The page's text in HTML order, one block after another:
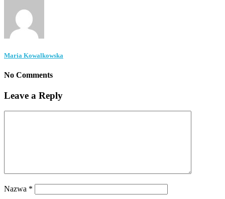
Maria Kowalkowska
No Comments
Leave a Reply
Nazwa *